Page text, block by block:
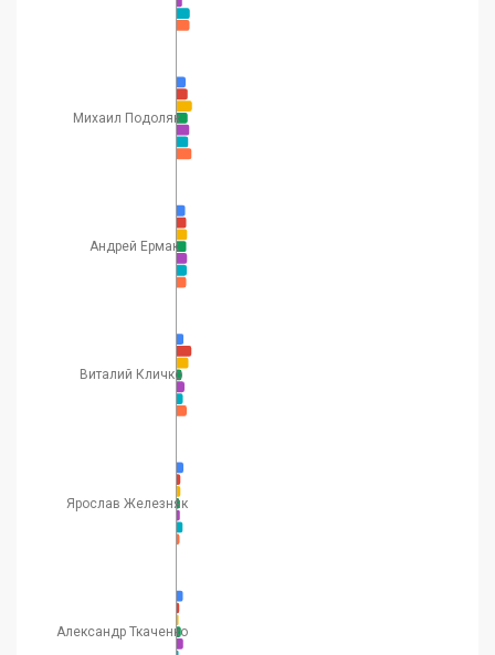
Михаил Подоляк
Андрей Ермак
Виталий Кличко
Ярослав Железняк
Александр Ткаченко